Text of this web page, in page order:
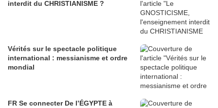
interdit du CHRISTIANISME ?
Vérités sur le spectacle politique
international : messianisme et ordre
mondial
FR Se connecter De l’ÉGYPTE à